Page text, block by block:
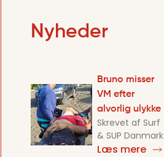
Nyheder
Bruno misser
VM efter
alvorlig ulykke
Skrevet afSurf
& SUP Danmark
Læs mere